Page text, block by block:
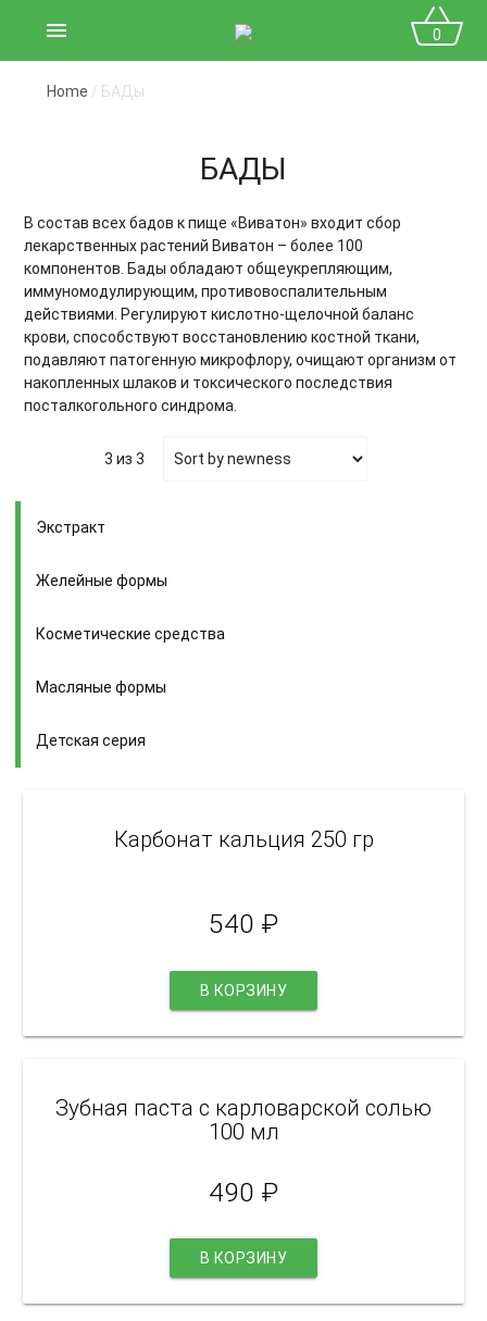
menu 0
Home / БАДы
БАДЫ
В состав всех бадов к пище «Виватон» входит сбор
лекарственных растений Виватон – более 100
компонентов. Бады обладают общеукрепляющим,
иммуномодулирующим, противовоспалительным
действиями. Регулируют кислотно-щелочной баланс
крови, способствуют восстановлению костной ткани,
подавляют патогенную микрофлору, очищают организм от
накопленных шлаков и токсического последствия
посталкогольного синдрома.
3 из 3
Экстракт
Желейные формы
Косметические средства
Масляные формы
Детская серия
Карбонат кальция 250 гр
540 ₽
В КОРЗИНУ
Зубная паста с карловарской солью
100 мл
490 ₽
В КОРЗИНУ